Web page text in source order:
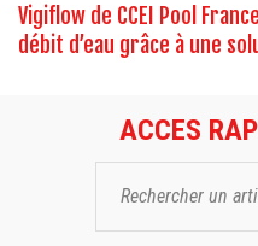
Vigiflow de CCEI Pool
débit d’eau grâce à une
ACCES